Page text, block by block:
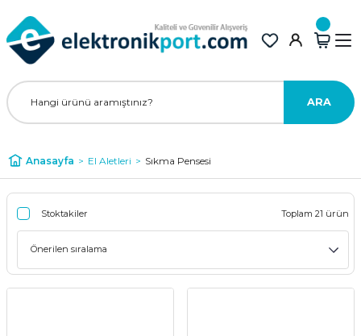
ARA
Anasayfa El Aletleri Sıkma Pensesi
Stoktakiler Toplam 21 ürün